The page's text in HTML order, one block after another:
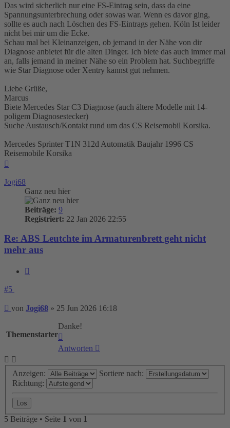
Das wird sicherlich nur eine FS-Eintrag sein, dass da eine
Spannungsunterbrechung oder sowas war. Wenn es davor ging,
sollte es auch nach Löschen des FS-Eintrags gehen. Köln Ist leider
nicht bei mir um die Ecke.
Schau mal bei Kleinanzeigen, ob jemand in der Nähe von dir
Diagnose anbietet für die alten Dinger. Ich biete das auch immer mal
an, falls jemand in meiner Nähe so ein Problem hat. Suchbegriffe
wie Star Diagnose oder Xentry kannst gut nehmen.
Liebe Grüße,
Marcus
Biete Mercedes Star C3 Diagnose (auch ältere Modelle mit 14-
poligem Diagnosestecker)
Suche Austausch/Kontakt rund um das CS Reisemobil Korsika.
Mercedes Sprinter T1N 312d Automatik Baujahr 1996 CS
Reisemobile Korsika
Jogi68
Ganz neu hier
Beiträge: 9
Registriert: 22 Jan 2026 22:55
Re: ABS Leutchte im Armaturenbrett geht nicht
mehr aus
#5
Beitrag
von Jogi68 » 25 Jun 2026 16:18
Themenstarter
Danke!
Antworten
Anzeigen:
Sortiere nach:
Richtung:
5 Beiträge • Seite 1 von 1